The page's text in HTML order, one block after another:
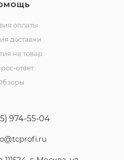
оплаты
доставки
на товар
ответ
974-55-04